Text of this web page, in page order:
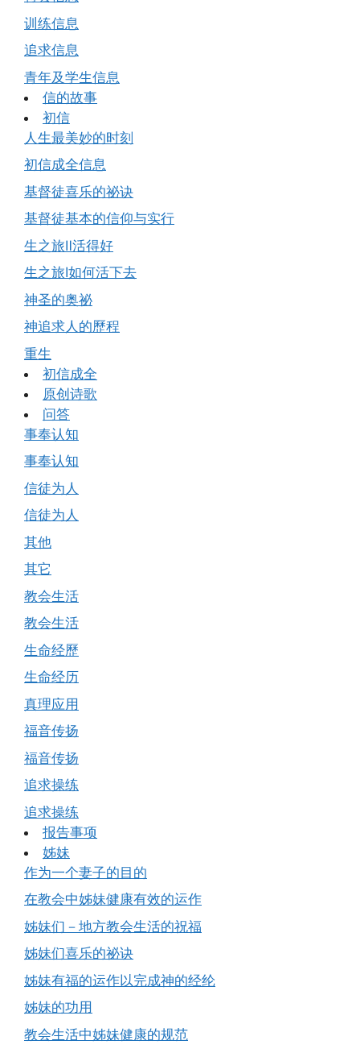
训练信息
追求信息
青年及学生信息
信的故事
初信
人生最美妙的时刻
初信成全信息
基督徒喜乐的祕诀
基督徒基本的信仰与实行
生之旅Ⅱ活得好
生之旅Ⅰ如何活下去
神圣的奥祕
神追求人的歷程
重生
初信成全
原创诗歌
问答
事奉认知
事奉认知
信徒为人
信徒为人
其他
其它
教会生活
教会生活
生命经歷
生命经历
真理应用
福音传扬
福音传扬
追求操练
追求操练
报告事项
姊妹
作为一个妻子的目的
在教会中姊妹健康有效的运作
姊妹们－地方教会生活的祝福
姊妹们喜乐的祕诀
姊妹有福的运作以完成神的经纶
姊妹的功用
教会生活中姊妹健康的规范